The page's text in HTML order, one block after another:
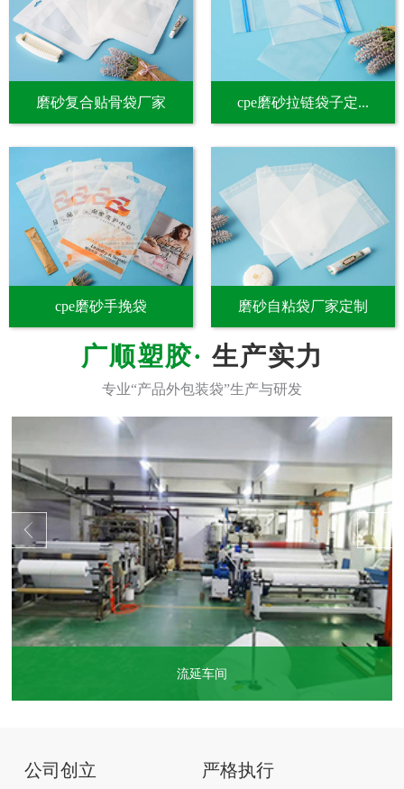
磨砂复合贴骨袋厂家 cpe磨砂拉链袋子定...
cpe磨砂手挽袋 磨砂自粘袋厂家定制
生产实力
流延车间
公司创立 严格执行